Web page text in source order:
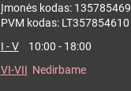
Įmonės kodas: 135785469
PVM kodas: LT357854610
I - V10:00 - 18:00
VI-VII Nedirbame